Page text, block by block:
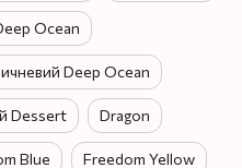
Ocean
Deep Ocean
Dessert Dragon
Blue Freedom Yellow